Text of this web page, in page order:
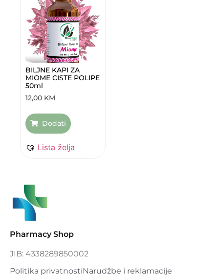
BILJNE KAPI ZA
MIOME CISTE POLIPE
50ml
12,00 KM
Dodati
Lista želja
Pharmacy Shop
JIB: 4338289850002
Politika privatnostiNarudžbe i reklamacije